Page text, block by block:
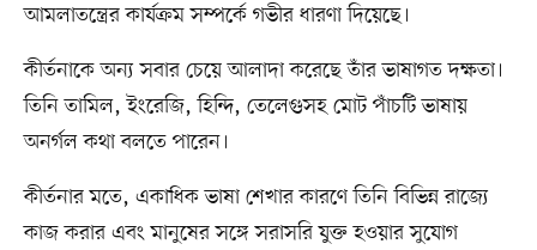
আমলাতন্ত্রের কার্যক্রম সম্পর্কে গভীর ধারণা দিয়েছে।
কীর্তনাকে অন্য সবার চেয়ে আলাদা করেছে তাঁর ভাষাগত দক্ষতা।
তিনি তামিল, ইংরেজি, হিন্দি, তেলেগুসহ মোট পাঁচটি ভাষায়
অনর্গল কথা বলতে পারেন।
কীর্তনার মতে, একাধিক ভাষা শেখার কারণে তিনি বিভিন্ন রাজ্যে
কাজ করার এবং মানুষের সঙ্গে সরাসরি যুক্ত হওয়ার সুযোগ